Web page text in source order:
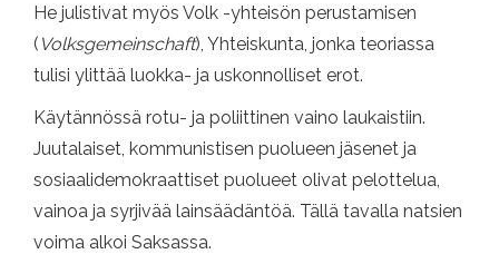
He julistivat myös Volk -yhteisön perustamisen
( Volksgemeinschaft), Yhteiskunta, jonka teoriassa
tulisi ylittää luokka- ja uskonnolliset erot.
Käytännössä rotu- ja poliittinen vaino laukaistiin.
Juutalaiset, kommunistisen puolueen jäsenet ja
sosiaalidemokraattiset puolueet olivat pelottelua,
vainoa ja syrjivää lainsäädäntöä. Tällä tavalla natsien
voima alkoi Saksassa.